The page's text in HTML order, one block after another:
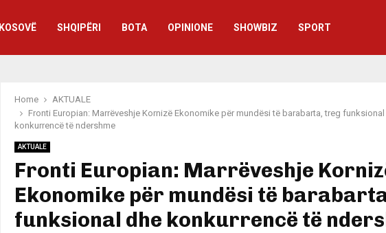
KOSOVË SHQIPËRI BOTA OPINIONE SHOWBIZ SPORT
Home
AKTUALE
Fronti Europian: Marrëveshje Kornizë Ekonomike për mundësi të barabarta, treg
konkurrencë të ndershme
AKTUALE
Fronti Europian: Marrëveshje
Ekonomike për mundësi të
funksional dhe konkurrencë të